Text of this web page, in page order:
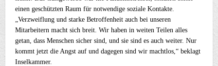
einen geschützten Raum für notwendige soziale Kontakte.
„Verzweiflung und starke Betroffenheit auch bei unseren
Mitarbeitern macht sich breit. Wir haben in weiten Teilen alles
getan, dass Menschen sicher sind, und sie sind es auch weiter. Nur
kommt jetzt die Angst auf und dagegen sind wir machtlos,“ beklagt
Inselkammer.